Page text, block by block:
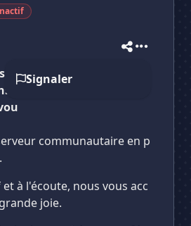
Signaler
communautaire
Staff drôle, actif et à
communautaire en p
à l'écoute, nous vous acc
joie.
pour🏯 Yubi
Supprimer
🏯 Yubi